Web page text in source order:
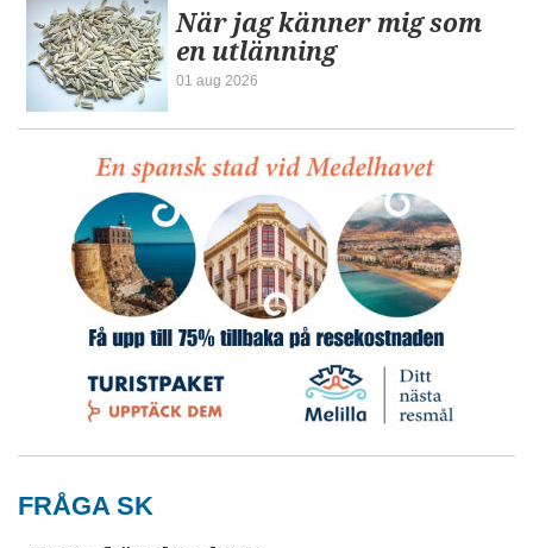
När jag känner mig som
en utlänning
01 aug 2026
FRÅGA SK